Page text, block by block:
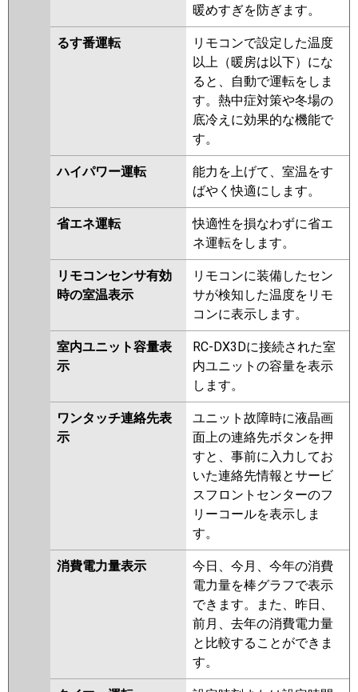
暖めすぎを防ぎます。
るす番運転
リモコンで設定した温度
以上（暖房は以下）にな
ると、自動で運転をしま
す。熱中症対策や冬場の
底冷えに効果的な機能で
す。
ハイパワー運転
能力を上げて、室温をす
ばやく快適にします。
省エネ運転
快適性を損なわずに省エ
ネ運転をします。
リモコンセンサ有効
時の室温表示
リモコンに装備したセン
サが検知した温度をリモ
コンに表示します。
室内ユニット容量表
示
RC-DX3Dに接続された室
内ユニットの容量を表示
します。
ワンタッチ連絡先表
示
ユニット故障時に液晶画
面上の連絡先ボタンを押
すと、事前に入力してお
いた連絡先情報とサービ
スフロントセンターのフ
リーコールを表示しま
す。
消費電力量表示
今日、今月、今年の消費
電力量を棒グラフで表示
できます。また、昨日、
前月、去年の消費電力量
と比較することができま
す。